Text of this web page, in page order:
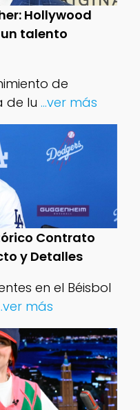
Hollywood
talento
de
de lu ...ver más
Contrato
y Detalles
en el Béisbol
más